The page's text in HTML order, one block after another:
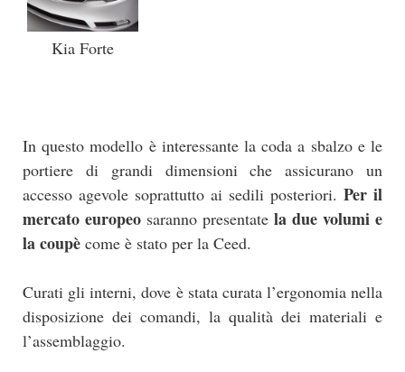
Kia Forte
In questo modello è interessante la coda a sbalzo e le
portiere di grandi dimensioni che assicurano un
accesso agevole soprattutto ai sedili posteriori. Per il
mercato europeo saranno presentate la due volumi e
la coupè come è stato per la Ceed.
Curati gli interni, dove è stata curata l’ergonomia nella
disposizione dei comandi, la qualità dei materiali e
l’assemblaggio.